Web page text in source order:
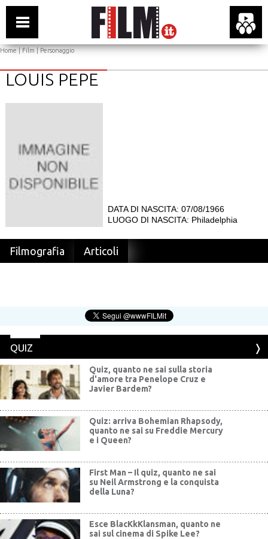
Home|Film| Personaggio
LOUIS PEPE
DATA DI NASCITA: 07/08/1966
LUOGO DI NASCITA: Philadelphia
Filmografia Articoli
QUIZ
Quiz, quanto ne sai sulla storia
d'amore tra Penelope Cruz e
Javier Bardem?
Quiz: arriva Bohemian Rhapsody,
quanto ne sai su Freddie Mercury
e i Queen?
First Man – Il quiz, quanto ne sai
su Neil Armstrong e la conquista
della Luna?
Esce BlacKkKlansman, quanto ne
sai sul cinema di Spike Lee?